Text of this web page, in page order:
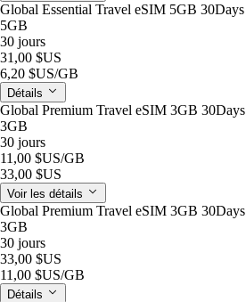
Global Essential Travel eSIM 5GB 30Days
5GB
30 jours
31,00 $US
6,20 $US/GB
Détails
Global Premium Travel eSIM 3GB 30Days
3GB
30 jours
11,00 $US/GB
33,00 $US
Voir les détails
Global Premium Travel eSIM 3GB 30Days
3GB
30 jours
33,00 $US
11,00 $US/GB
Détails